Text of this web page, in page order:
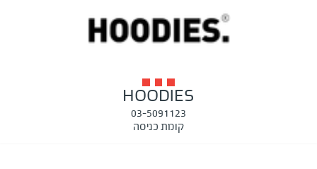
HOODIES
03-5091123
קומת כניסה